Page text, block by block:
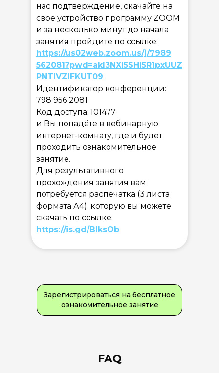
нас подтверждение, скачайте на
своё устройство программу ZOOM
и за несколько минут до начала
занятия пройдите по ссылке:
https://us02web.zoom.us/j/7989
562081?pwd=akl3NXl5SHl5R1pxUUZ
PNTlVZlFKUT09
Идентификатор конференции:
798 956 2081
Код доступа: 101477
и Вы попадёте в вебинарную
интернет-комнату, где и будет
проходить ознакомительное
занятие.
Для результативного
прохождения занятия вам
потребуется распечатка (3 листа
формата А4), которую вы можете
скачать по ссылке:
https://is.gd/BIksOb
Зарегистрироваться на бесплатное
ознакомительное занятие
FAQ